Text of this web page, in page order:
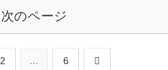
次のページ
2 … 6 次